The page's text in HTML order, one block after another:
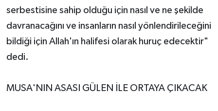
serbestisine sahip olduğu için nasıl ve ne şekilde
davranacağını ve insanların nasıl yönlendirileceğini
bildiği için Allah'ın halifesi olarak huruç edecektir"
dedi.
MUSA'NIN ASASI GÜLEN İLE ORTAYA ÇIKACAK